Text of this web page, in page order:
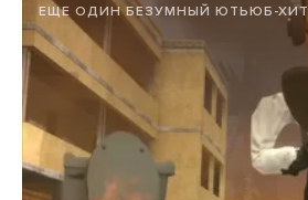
ЕЩЕ ОДИН БЕЗУМНЫЙ ЮТЬЮБ-ХИТ